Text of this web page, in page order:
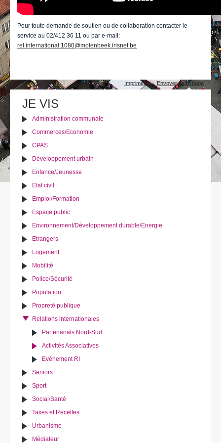
Pour toute demande de soutien ou de collaboration contacter le
service au 02/412 36 11 ou par e-mail:
rel.international.1080@molenbeek.irisnet.be
sur
Imprimer Envoyer cette page
JE VIS
Administration communale
Commerces/Economie
CPAS
Développement urbain
Enfance/Jeunesse
Etat civil
Emploi/Formation
Espace public
Environnement/Développement durable/Energie
Etrangers
Logement
Mobilité
Police/Sécurité
Population
Propreté publique
Relations internationales
Partenariats Nord-Sud
Activités Associatives
Evènement RI
Seniors
Sport
Social/Santé
Taxes et Recettes
Urbanisme
Médiateur